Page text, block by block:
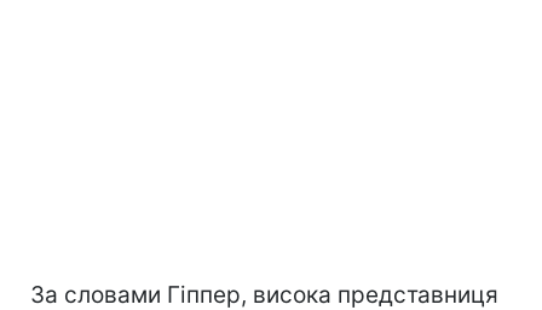
За словами Гіппер, висока представниця